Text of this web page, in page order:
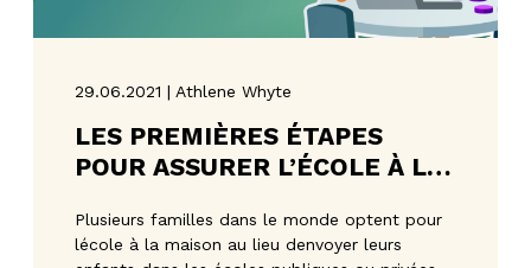
29.06.2021 | Athlene Whyte
LES PREMIÈRES ÉTAPES
POUR ASSURER L’ÉCOLE À LA
Plusieurs familles dans le monde optent pour
lécole à la maison au lieu denvoyer leurs